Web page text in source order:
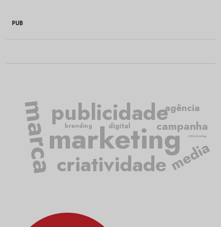
PUB
marketing
publicidade
marcacriatividade
campanha
media
agência
digital
2050.briefing
branding